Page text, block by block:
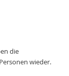
die
wieder.